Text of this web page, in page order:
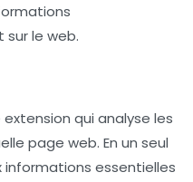
le web.
qui analyse les
page web. En un seul
informations essentielles